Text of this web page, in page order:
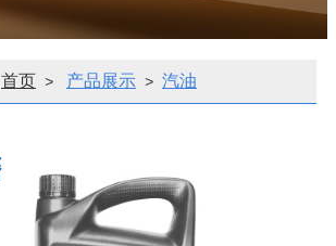
首页 > 产品展示 > 汽油